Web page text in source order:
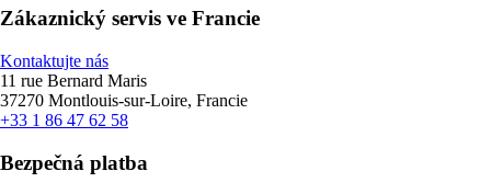
Zákaznický servis ve Francie
Kontaktujte nás
11 rue Bernard Maris
37270 Montlouis-sur-Loire, Francie
+33 1 86 47 62 58
Bezpečná platba